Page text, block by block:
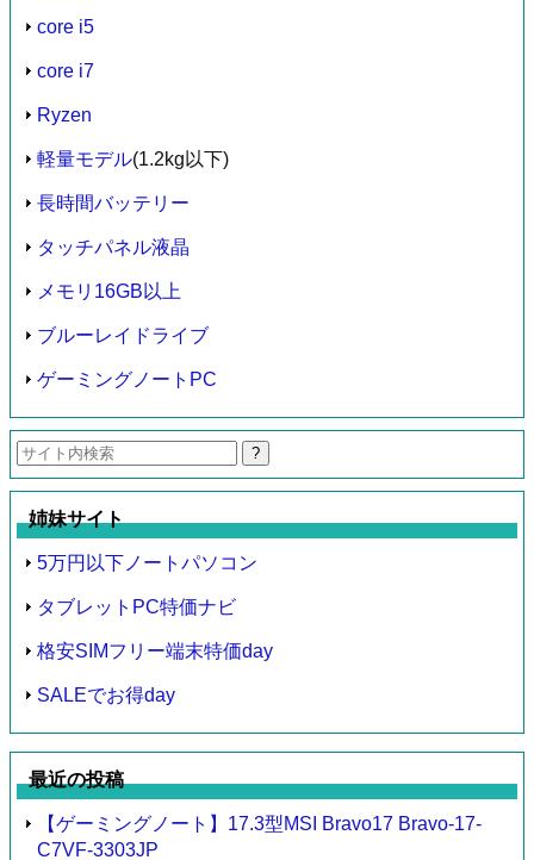
core i5
core i7
Ryzen
軽量モデル(1.2kg以下)
長時間バッテリー
タッチパネル液晶
メモリ16GB以上
ブルーレイドライブ
ゲーミングノートPC
検
索:
姉妹サイト
5万円以下ノートパソコン
タブレットPC特価ナビ
格安SIMフリー端末特価day
SALEでお得day
最近の投稿
【ゲーミングノート】17.3型MSI Bravo17 Bravo-17-
C7VF-3303JP